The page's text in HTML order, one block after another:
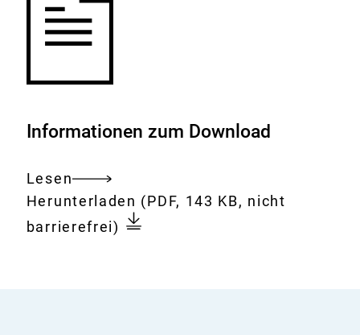
Informationen zum Download
Lesen
Gesamtes
Dokument
Download:
Herunterladen Vorläufige
Einschätzung
(PDF, 143 KB, nicht
barrierefrei)